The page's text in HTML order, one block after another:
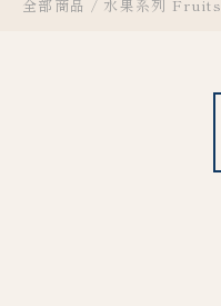
全部商品 / 水果系列 Fruits